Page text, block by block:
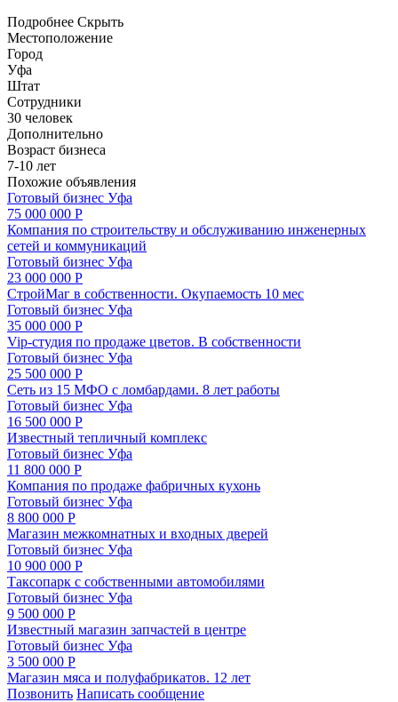
Подробнее Скрыть
Местоположение
Город
Уфа
Штат
Сотрудники
30 человек
Дополнительно
Возраст бизнеса
7-10 лет
Похожие объявления
Готовый бизнес Уфа
75 000 000 Р
Компания по строительству и обслуживанию инженерных
сетей и коммуникаций
Готовый бизнес Уфа
23 000 000 Р
СтройМаг в собственности. Окупаемость 10 мес
Готовый бизнес Уфа
35 000 000 Р
Vip-студия по продаже цветов. В собственности
Готовый бизнес Уфа
25 500 000 Р
Сеть из 15 МФО с ломбардами. 8 лет работы
Готовый бизнес Уфа
16 500 000 Р
Известный тепличный комплекс
Готовый бизнес Уфа
11 800 000 Р
Компания по продаже фабричных кухонь
Готовый бизнес Уфа
8 800 000 Р
Магазин межкомнатных и входных дверей
Готовый бизнес Уфа
10 900 000 Р
Таксопарк с собственными автомобилями
Готовый бизнес Уфа
9 500 000 Р
Известный магазин запчастей в центре
Готовый бизнес Уфа
3 500 000 Р
Магазин мяса и полуфабрикатов. 12 лет
Позвонить Написать сообщение